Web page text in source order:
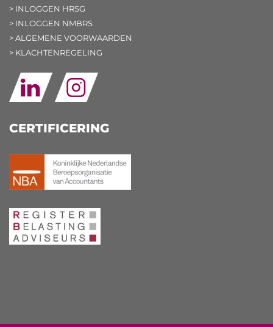
> INLOGGEN HRSG
> INLOGGEN NMBRS
> ALGEMENE VOORWAARDEN
> KLACHTENREGELING
CERTIFICERING